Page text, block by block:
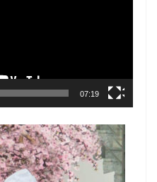
07:19